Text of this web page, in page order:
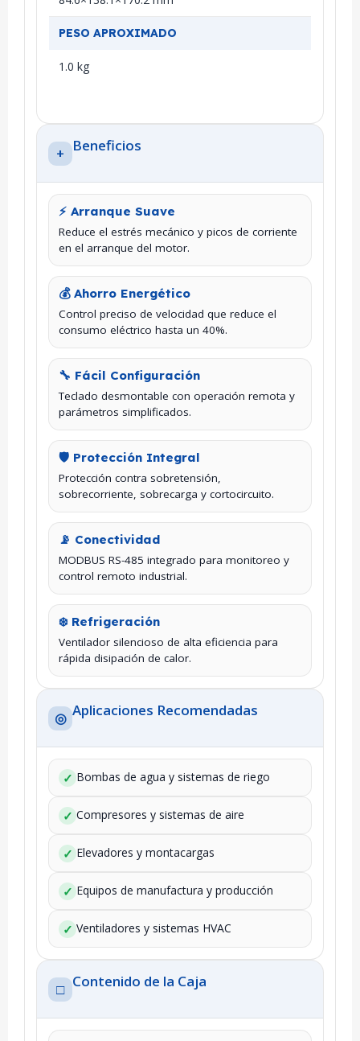
PESO APROXIMADO
1.0 kg
+ Beneficios
⚡ Arranque Suave
Reduce el estrés mecánico y picos de corriente
en el arranque del motor.
💰 Ahorro Energético
Control preciso de velocidad que reduce el
consumo eléctrico hasta un 40%.
🔧 Fácil Configuración
Teclado desmontable con operación remota y
parámetros simplificados.
🛡️ Protección Integral
Protección contra sobretensión,
sobrecorriente, sobrecarga y cortocircuito.
📡 Conectividad
MODBUS RS-485 integrado para monitoreo y
control remoto industrial.
❄️ Refrigeración
Ventilador silencioso de alta eficiencia para
rápida disipación de calor.
◎ Aplicaciones Recomendadas
✓ Bombas de agua y sistemas de riego
✓ Compresores y sistemas de aire
✓ Elevadores y montacargas
✓ Equipos de manufactura y producción
✓ Ventiladores y sistemas HVAC
□ Contenido de la Caja